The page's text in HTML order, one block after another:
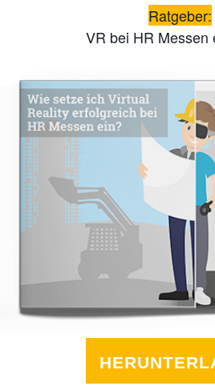
Ratgeber:
VR bei HR Messen